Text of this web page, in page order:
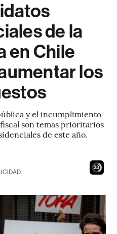
de la
en Chile
los
y el incumplimiento
son temas prioritarios
de este año.
21